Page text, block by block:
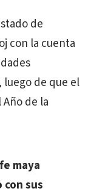
de
con la cuenta
luego de que el
de la
maya
sus